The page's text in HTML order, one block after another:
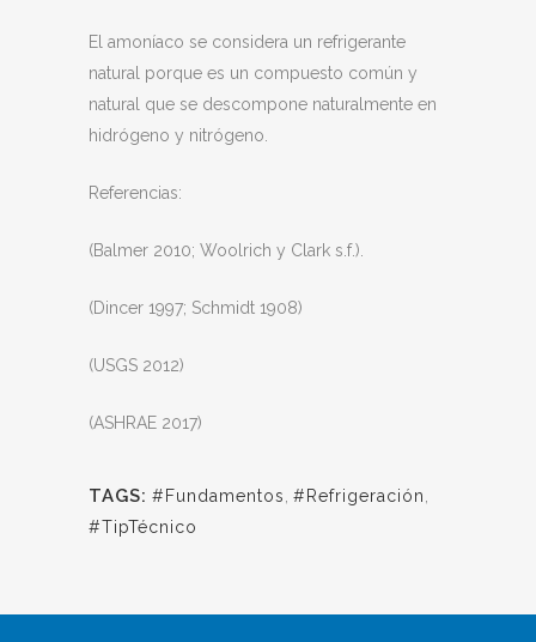
El amoníaco se considera un refrigerante
natural porque es un compuesto común y
natural que se descompone naturalmente en
hidrógeno y nitrógeno.
Referencias:
(Balmer 2010; Woolrich y Clark s.f.).
(Dincer 1997; Schmidt 1908)
(USGS 2012)
(ASHRAE 2017)
TAGS: #Fundamentos #Refrigeración
#TipTécnico